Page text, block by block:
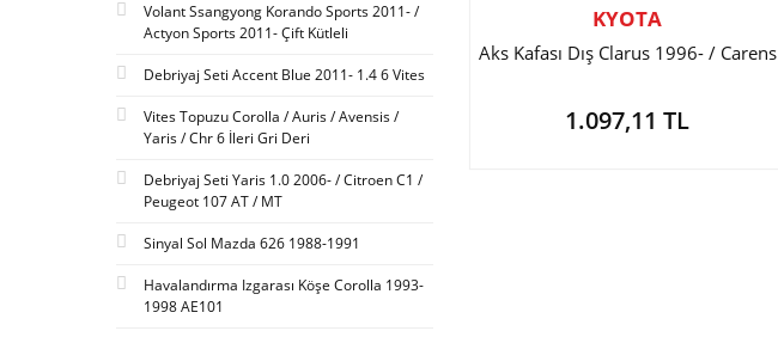
Volant Ssangyong Korando Sports 2011- /
Actyon Sports 2011- Çift Kütleli
Debriyaj Seti Accent Blue 2011- 1.4 6 Vites
Vites Topuzu Corolla / Auris / Avensis /
Yaris / Chr 6 İleri Gri Deri
Debriyaj Seti Yaris 1.0 2006- / Citroen C1 /
Peugeot 107 AT / MT
Sinyal Sol Mazda 626 1988-1991
Havalandırma Izgarası Köşe Corolla 1993-
1998 AE101
KYOTA
Aks Kafası Dış Clarus 1996- / Carens
1.097,11 TL